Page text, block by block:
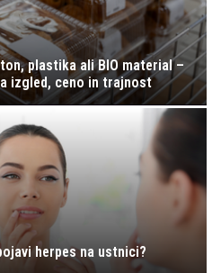
plastika ali BIO material –
izgled, ceno in trajnost
herpes na ustnici?